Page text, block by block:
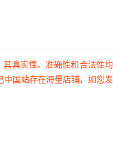
真实性、准确性和合法性
国站存在海量店铺，如您